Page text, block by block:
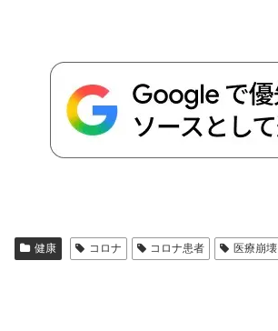
健康 コロナ コロナ患者 医療崩壊